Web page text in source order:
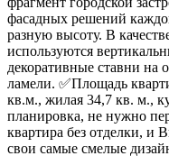
фасадных решений
разную высоту. В
используются
декоративные ставни на
ламели. ✅Площадь
кв.м., жилая 34,7 кв. м.,
планировка, не нужно
квартира без отделки, и
свои самые смелые